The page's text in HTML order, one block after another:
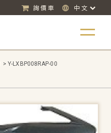
詢價車 中文
> Y-LXBP008RAP-00